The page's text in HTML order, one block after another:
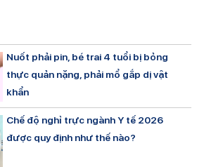
Nuốt phải pin, bé trai 4 tuổi bị bỏng
thực quản nặng, phải mổ gắp dị vật
khẩn
Chế độ nghỉ trực ngành Y tế 2026
được quy định như thế nào?